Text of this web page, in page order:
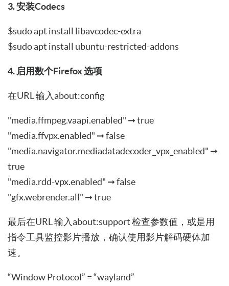
3. 安装Codecs
$sudo apt install libavcodec-extra
$sudo apt install ubuntu-restricted-addons
4. 启用数个Firefox 选项
在URL 输入about:config
"media.ffmpeg.vaapi.enabled" ➞ true
"media.ffvpx.enabled" ➞ false
"media.navigator.mediadatadecoder_vpx_enabled" ➞
true
"media.rdd-vpx.enabled" ➞ false
"gfx.webrender.all" ➞ true
最后在URL 输入about:support 检查参数值，或是用
指令工具监控影片播放，确认使用影片解码硬体加
速。
“Window Protocol” = “wayland”